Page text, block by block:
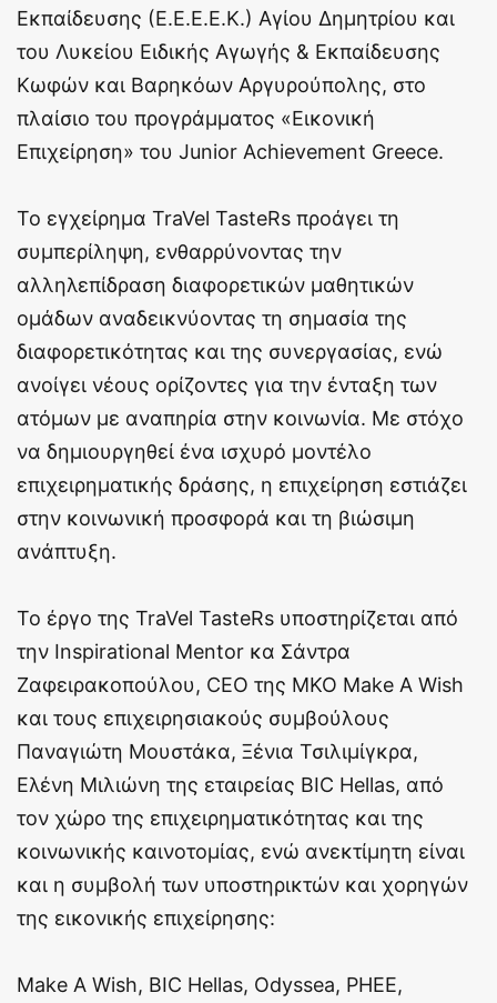
Εκπαίδευσης (Ε.Ε.Ε.Ε.Κ.) Αγίου Δημητρίου και
του Λυκείου Ειδικής Αγωγής & Εκπαίδευσης
Κωφών και Βαρηκόων Αργυρούπολης, στο
πλαίσιο του προγράμματος «Εικονική
Επιχείρηση» του Junior Achievement Greece.
Το εγχείρημα TraVel TasteRs προάγει τη
συμπερίληψη, ενθαρρύνοντας την
αλληλεπίδραση διαφορετικών μαθητικών
ομάδων αναδεικνύοντας τη σημασία της
διαφορετικότητας και της συνεργασίας, ενώ
ανοίγει νέους ορίζοντες για την ένταξη των
ατόμων με αναπηρία στην κοινωνία. Με στόχο
να δημιουργηθεί ένα ισχυρό μοντέλο
επιχειρηματικής δράσης, η επιχείρηση εστιάζει
στην κοινωνική προσφορά και τη βιώσιμη
ανάπτυξη.
Το έργο της TraVel TasteRs υποστηρίζεται από
την Inspirational Mentor κα Σάντρα
Ζαφειρακοπούλου, CEO της ΜΚΟ Make Α Wish
και τους επιχειρησιακούς συμβούλους
Παναγιώτη Μουστάκα, Ξένια Τσιλιμίγκρα,
Ελένη Μιλιώνη της εταιρείας BIC Ηellas, από
τον χώρο της επιχειρηματικότητας και της
κοινωνικής καινοτομίας, ενώ ανεκτίμητη είναι
και η συμβολή των υποστηρικτών και χορηγών
της εικονικής επιχείρησης:
Make A Wish, BIC Hellas, Odyssea, PHEE,